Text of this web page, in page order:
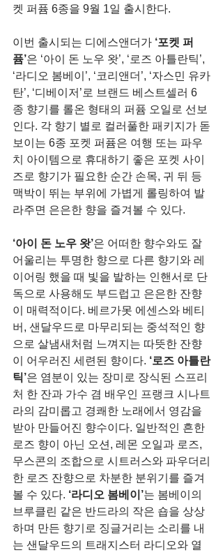
켓 퍼퓸 6종을 9월 1일 출시한다.
이번 출시되는 디에스앤더가 ‘포켓 퍼
퓸’은 ‘아이 돈 노우 왓’, ‘로즈 아틀란틱’,
‘라디오 봄베이’, ‘코리앤더’, ‘자스민 유카
탄’, ‘디베이저’로 브랜드 베스트셀러 6
종 향기를 롤온 형태의 퍼퓸 오일로 선보
인다. 각 향기 별로 컬러풀한 패키지가 돋
보이는 6종 포켓 퍼퓸은 여행 또는 파우
치 아이템으로 휴대하기 좋은 포켓 사이
즈로 향기가 필요한 순간 손목, 귀 뒤 등
맥박이 뛰는 부위에 가볍게 롤링하여 발
라주면 은은한 향을 즐겨볼 수 있다.
‘아이 돈 노우 왓’은 어떠한 향수와도 잘
어울리는 투명한 향으로 다른 향기와 레
이어링 했을 때 빛을 발하는 인핸서로 단
독으로 사용해도 부드럽고 은은한 잔향
이 매력적이다. 베르가못 에센스와 베티
버, 샌달우드로 마무리되는 중석적인 향
으로 살냄새처럼 느껴지는 따뜻한 잔향
이 어우러진 세련된 향이다. ‘로즈 아틀란
틱’은 염분이 있는 장미로 장식된 스프리
처 한 잔과 가수 겸 배우인 프랭크 시나트
라의 감미롭고 경쾌한 노래에서 영감을
받아 만들어진 향수이다. 일반적인 흔한
로즈 향이 아닌 오션, 레몬 오일과 로즈,
무스콘의 조합으로 시트러스와 파우더리
한 로즈 잔향으로 차분한 분위기를 즐겨
볼 수 있다. ‘라디오 봄베이’는 봄베이의
브루클린 같은 반드라의 작은 숍을 상상
하며 만든 향기로 징글거리는 소리를 내
는 샌달우드의 트래지스터 라디오와 열